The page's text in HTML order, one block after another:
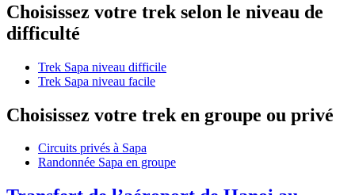
Choisissez votre trek selon le niveau de
difficulté
Trek Sapa niveau difficile
Trek Sapa niveau facile
Choisissez votre trek en groupe ou privé
Circuits privés à Sapa
Randonnée Sapa en groupe